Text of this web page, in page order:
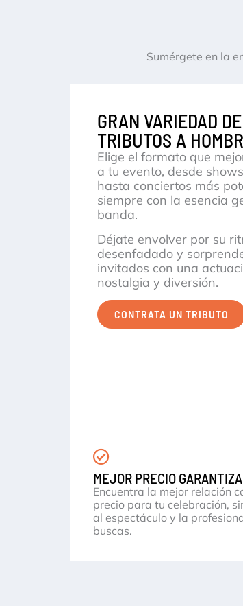
Sumérgete en la
GRAN VARIEDAD DE
TRIBUTOS A
Elige el formato que
a tu evento, desde
hasta conciertos más
siempre con la esencia
banda.
Déjate envolver por su
desenfadado y
invitados con una
nostalgia y diversión.
CONTRATA UN TRIBUTO
MEJOR PRECIO
Encuentra la mejor relación
precio para tu celebración,
al espectáculo y la
buscas.